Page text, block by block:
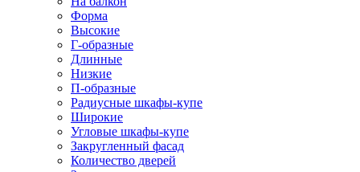
Форма
Высокие
Г-образные
Длинные
Низкие
П-образные
Радиусные шкафы-купе
Широкие
Угловые шкафы-купе
Закругленный фасад
Количество дверей